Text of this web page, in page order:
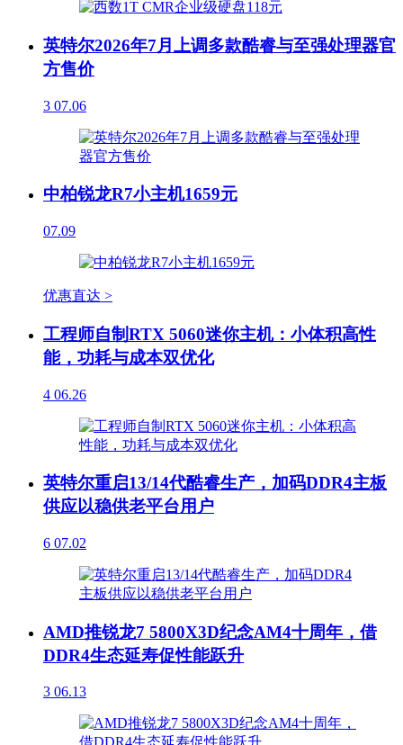
英特尔2026年7月上调多款酷睿与至强处理器官
方售价
3 07.06
中柏锐龙R7小主机1659元
07.09
优惠直达 >
工程师自制RTX 5060迷你主机：小体积高性
能，功耗与成本双优化
4 06.26
英特尔重启13/14代酷睿生产，加码DDR4主板
供应以稳供老平台用户
6 07.02
AMD推锐龙7 5800X3D纪念AM4十周年，借
DDR4生态延寿促性能跃升
3 06.13